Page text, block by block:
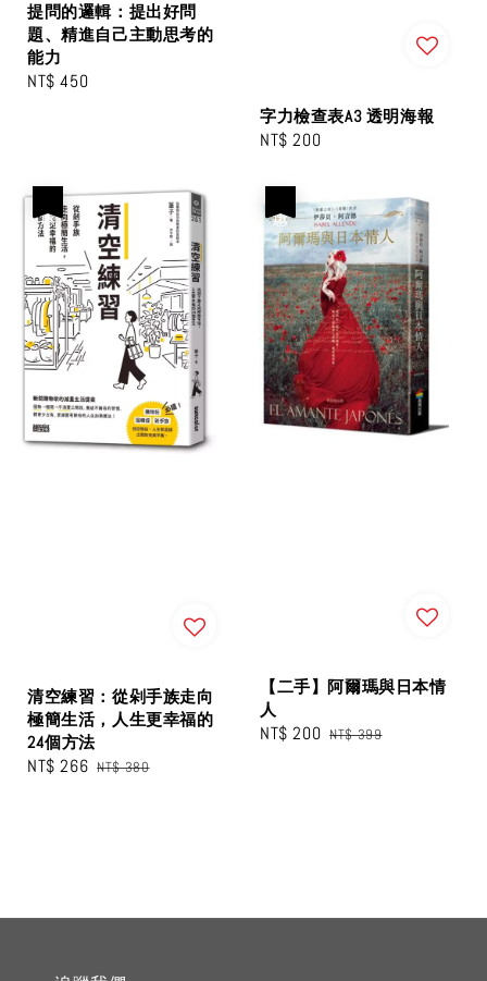
提問的邏輯：提出好問
題、精進自己主動思考的
能力
Regular
NT$ 450
字力檢查表A3 透明海報
Regular
NT$ 200
清空練習：從剁手族走向
極簡生活，人生更幸福的
24個方法
Sale
NT$ 266 Regular
NT$ 380
【二手】阿爾瑪與日本情
人
Sale
NT$ 200 Regular
NT$ 399